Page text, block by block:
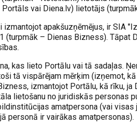
Portāls vai Diena.lv) lietotājs
apakšuzņēmējus, ir SIA
(turpmāk – Dienas Bizness). Tāpat
kas lieto Portālu vai tā sadaļas.
tā vispārējam mērķim (izņemot,
izmantojot Portālu, kā rīku,
lietošanu no juridiskās personas
amatpersona (vai
personā ir vairākas amatpersonas).